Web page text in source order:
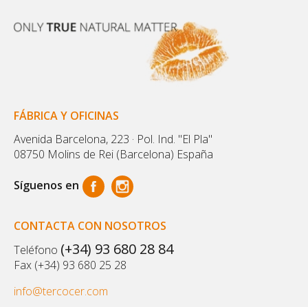
FÁBRICA Y OFICINAS
Avenida Barcelona, 223 · Pol. Ind. "El Pla"
08750 Molins de Rei (Barcelona) España
Síguenos en
CONTACTA CON NOSOTROS
Teléfono (+34) 93 680 28 84
Fax (+34) 93 680 25 28
info@tercocer.com